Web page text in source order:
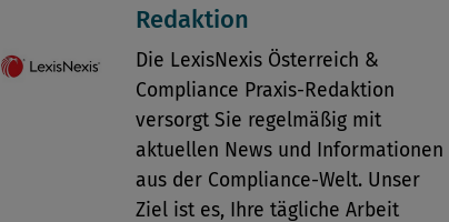
Redaktion
Die LexisNexis Österreich &
Compliance Praxis-Redaktion
versorgt Sie regelmäßig mit
aktuellen News und Informationen
aus der Compliance-Welt. Unser
Ziel ist es, Ihre tägliche Arbeit